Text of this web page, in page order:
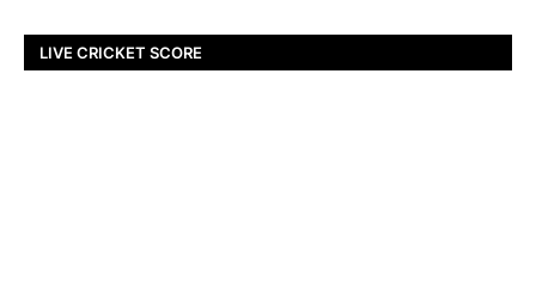
LIVE CRICKET SCORE